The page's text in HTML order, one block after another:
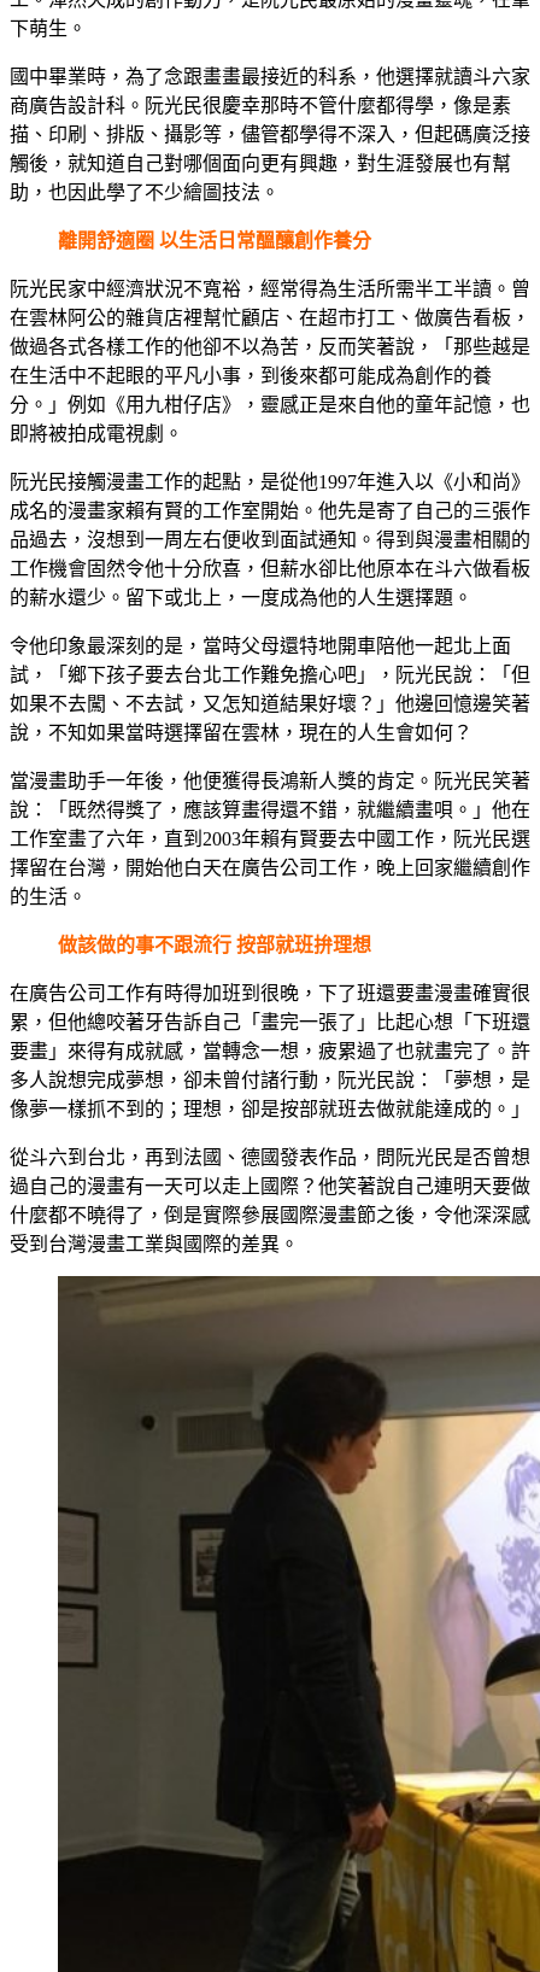
下萌生。
國中畢業時，為了念跟畫畫最接近的科系，他選擇就讀斗六家
商廣告設計科。阮光民很慶幸那時不管什麼都得學，像是素
描、印刷、排版、攝影等，儘管都學得不深入，但起碼廣泛接
觸後，就知道自己對哪個面向更有興趣，對生涯發展也有幫
助，也因此學了不少繪圖技法。
離開舒適圈 以生活日常醞釀創作養分
阮光民家中經濟狀況不寬裕，經常得為生活所需半工半讀。曾
在雲林阿公的雜貨店裡幫忙顧店、在超市打工、做廣告看板，
做過各式各樣工作的他卻不以為苦，反而笑著說，「那些越是
在生活中不起眼的平凡小事，到後來都可能成為創作的養
分。」例如《用九柑仔店》，靈感正是來自他的童年記憶，也
即將被拍成電視劇。
阮光民接觸漫畫工作的起點，是從他1997年進入以《小和尚》
成名的漫畫家賴有賢的工作室開始。他先是寄了自己的三張作
品過去，沒想到一周左右便收到面試通知。得到與漫畫相關的
工作機會固然令他十分欣喜，但薪水卻比他原本在斗六做看板
的薪水還少。留下或北上，一度成為他的人生選擇題。
令他印象最深刻的是，當時父母還特地開車陪他一起北上面
試，「鄉下孩子要去台北工作難免擔心吧」，阮光民說：「但
如果不去闖、不去試，又怎知道結果好壞？」他邊回憶邊笑著
說，不知如果當時選擇留在雲林，現在的人生會如何？
當漫畫助手一年後，他便獲得長鴻新人獎的肯定。阮光民笑著
說：「既然得獎了，應該算畫得還不錯，就繼續畫唄。」他在
工作室畫了六年，直到2003年賴有賢要去中國工作，阮光民選
擇留在台灣，開始他白天在廣告公司工作，晚上回家繼續創作
的生活。
做該做的事不跟流行 按部就班拚理想
在廣告公司工作有時得加班到很晚，下了班還要畫漫畫確實很
累，但他總咬著牙告訴自己「畫完一張了」比起心想「下班還
要畫」來得有成就感，當轉念一想，疲累過了也就畫完了。許
多人說想完成夢想，卻未曾付諸行動，阮光民說：「夢想，是
像夢一樣抓不到的；理想，卻是按部就班去做就能達成的。」
從斗六到台北，再到法國、德國發表作品，問阮光民是否曾想
過自己的漫畫有一天可以走上國際？他笑著說自己連明天要做
什麼都不曉得了，倒是實際參展國際漫畫節之後，令他深深感
受到台灣漫畫工業與國際的差異。